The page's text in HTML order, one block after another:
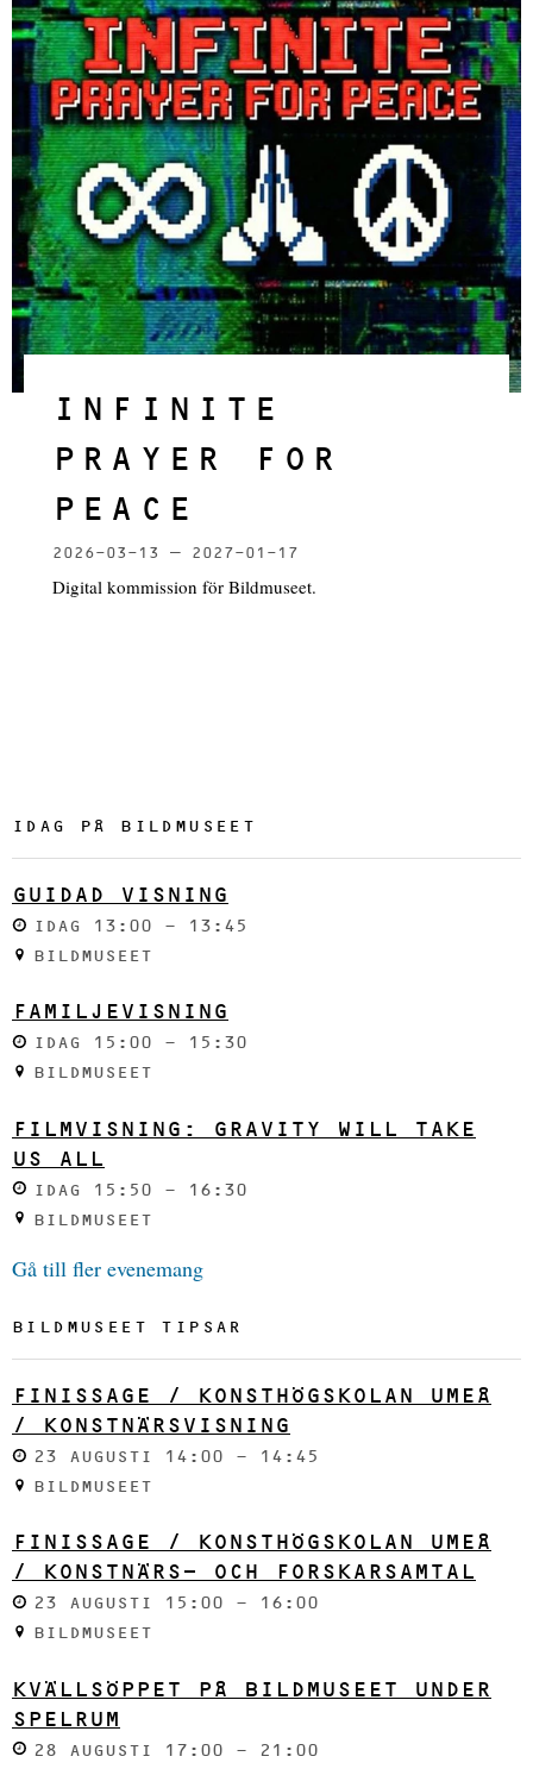
INFINITE
PRAYER FOR
PEACE
2026-03-13 2027-01-17
Digital kommission för Bildmuseet.
IDAG PÅ BILDMUSEET
GUIDAD VISNING
IDAG 13:00 - 13:45
BILDMUSEET
FAMILJEVISNING
IDAG 15:00 - 15:30
BILDMUSEET
FILMVISNING: GRAVITY WILL TAKE
US ALL
IDAG 15:50 - 16:30
BILDMUSEET
Gå till fler evenemang
BILDMUSEET TIPSAR
FINISSAGE / KONSTHÖGSKOLAN UMEÅ
/ KONSTNÄRSVISNING
23 AUGUSTI 14:00 - 14:45
BILDMUSEET
FINISSAGE / KONSTHÖGSKOLAN UMEÅ
/ KONSTNÄRS- OCH FORSKARSAMTAL
23 AUGUSTI 15:00 - 16:00
BILDMUSEET
KVÄLLSÖPPET PÅ BILDMUSEET UNDER
SPELRUM
28 AUGUSTI 17:00 - 21:00